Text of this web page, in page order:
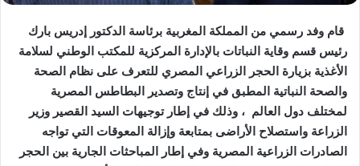
قام وفد رسمي من المملكة المغربية برئاسة الدكتور إدريس بارك
رئيس قسم وقاية النباتات بالإدارة المركزية للمكتب الوطني لسلامة
الأغذية بزيارة الحجر الزراعي المصري للتعرف على نظام الصحة
والصحة النباتية المطبق في إنتاج وتصدير البطاطس المصرية
لمختلف دول العالم ، وذلك في إطار توجيهات السيد القصير وزير
الزراعة واستصلاح الأراضى بمتابعة وإزالة المعوقات التي تواجه
الصادرات الزراعية المصرية وفي إطار المباحثات الجارية بين الحجر